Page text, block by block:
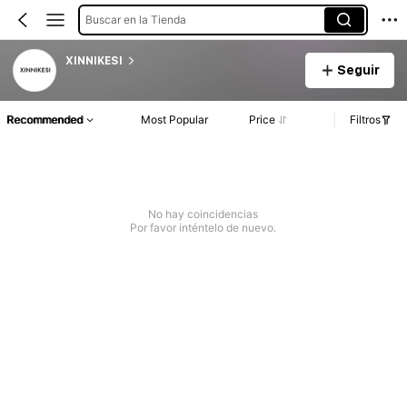
Buscar en la Tienda
XINNIKESI
Seguir
Recommended Most Popular Price Filtros
No hay coincidencias
Por favor inténtelo de nuevo.